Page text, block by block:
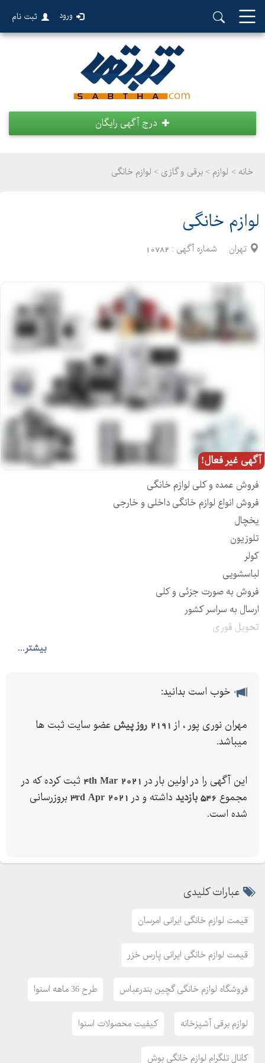
ورود ثبت نام
درج آگهی رایگان
خانه > لوازم > برقی و گازی > لوازم خانگی
لوازم خانگی
تهران شماره آگهی : 10782
آگهی غیر فعال!
بیشتر...
فروش عمده و کلی لوازم خانگی
فروش انواع لوازم خانگی داخلی و خارجی
یخچال
تلوزیون
کولر
لباسشویی
فروش به صورت جزئی و کلی
ارسال به سراسر کشور
تحویل فوری
پیش فروش لوازم خانگی اسنوا
تلویزیون الکترواستیل
بهترین قیمت با گارانتی اصلی در فروشگاه اینترنتی آنلاین کالا.
خرید آنلاین انواع لوازم خانگی از برندهای اسنوا ، سامسونگ ، بوش از
فروشگاه اینترنتی دیجی کالا.
سایت ترب لوازم خانگی
فروش اقساطی لوازم خانگی سامسونگ
فروشگاه لوازم خانگی بوش
فروشگاه لوازم خانگی یاس
قیمت لوازم خانگی اسنوا
قیمت لوازم خانگی ایرانی
خوب است بدانید:
مهران نوری پور ، از 2191 روز پیش
عضو سایت ثبت ها
میباشد.
این آگهی را در اولین بار در 4th Mar 2021 ثبت کرده که در
مجموع 546 بازدید داشته و در 3rd Apr 2021 بروزرسانی
شده است.
عبارات کلیدی
قیمت لوازم خانگی ایرانی امرسان
قیمت لوازم خانگی ایرانی پارس خزر
فروشگاه لوازم خانگی گچین بندرعباس طرح 36 ماهه اسنوا
لوازم برقی آشپزخانه کیفیت محصولات اسنوا
کانال تلگرام لوازم خانگی بوش